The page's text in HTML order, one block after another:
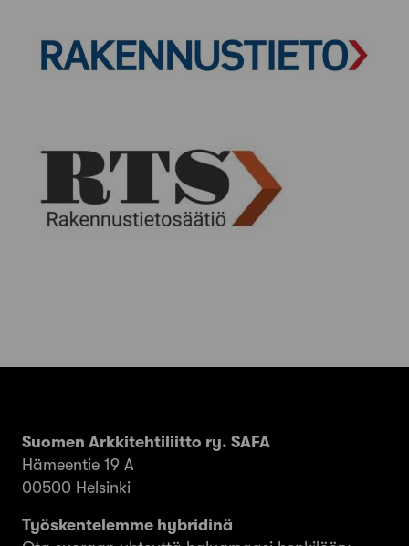
Suomen Arkkitehtiliitto ry. SAFA
Hämeentie 19 A
00500 Helsinki
Työskentelemme hybridinä